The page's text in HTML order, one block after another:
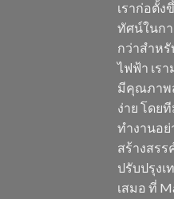
เราก่อตั้ง
ทัศน์ในกา
กว่าสำห
ไฟฟ้า เร
มีคุณภาพ
ง่าย โดย
ทำงานอย่
สร้างสรร
ปรับปรุง
เสมอ ที่